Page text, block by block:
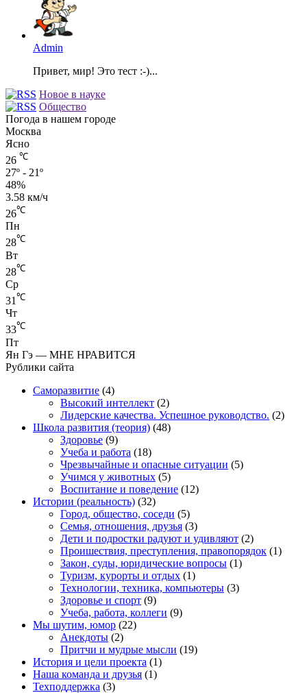
Admin
Привет, мир! Это тест :-)...
Новое в науке
Общество
Погода в нашем городе
Москва
Ясно
26 ℃
27º - 21º
48%
3.58 км/ч
26℃
Пн
28℃
Вт
28℃
Ср
31 ℃
Чт
33℃
Пт
Ян Гэ — МНЕ НРАВИТСЯ
Рублики сайта
Саморазвитие (4)
Высокий интеллект (2)
Лидерские качества. Успешное руководство. (2)
Школа развития (теория) (48)
Здоровье (9)
Учеба и работа (18)
Чрезвычайные и опасные ситуации (5)
Учимся у животных (5)
Воспитание и поведение (12)
Истории (реальность) (32)
Город, общество, соседи (5)
Семья, отношения, друзья (3)
Дети и подростки радуют и удивляют (2)
Проишествия, преступления, правопорядок (1)
Закон, суды, юридические вопросы (1)
Туризм, курорты и отдых (1)
Технологии, техника, компьютеры (3)
Здоровье и спорт (9)
Учеба, работа, коллеги (9)
Мы шутим, юмор (22)
Анекдоты (2)
Притчи и мудрые мысли (19)
История и цели проекта (1)
Наша команда и друзья (1)
Техподдержка (3)